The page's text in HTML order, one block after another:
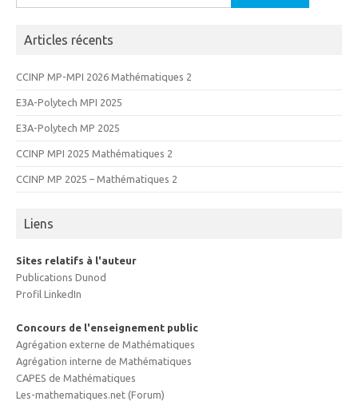
Articles récents
CCINP MP-MPI 2026 Mathématiques 2
E3A-Polytech MPI 2025
E3A-Polytech MP 2025
CCINP MPI 2025 Mathématiques 2
CCINP MP 2025 – Mathématiques 2
Liens
Sites relatifs à l'auteur
Publications Dunod
Profil LinkedIn
Concours de l'enseignement public
Agrégation externe de Mathématiques
Agrégation interne de Mathématiques
CAPES de Mathématiques
Les-mathematiques.net (Forum)